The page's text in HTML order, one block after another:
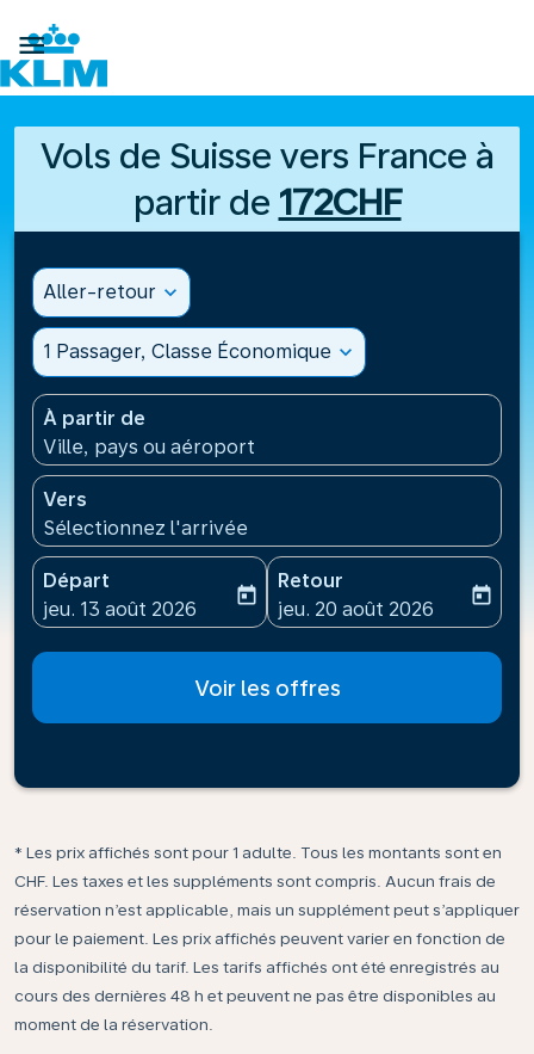

Vols de Suisse vers France à
partir de 172CHF
Aller-retour expand_more
1 Passager, Classe Économique expand_more
À partir de
Ville, pays ou aéroport
Vers
Sélectionnez l'arrivée
Départ
fc-booking-departure-date-aria-label
jeu. 13 août 2026
today
Retour
fc-booking-return-date-
jeu. 20 août 2026
today
Voir les offres
* Les prix affichés sont pour 1 adulte. Tous les montants sont en
CHF. Les taxes et les suppléments sont compris. Aucun frais de
réservation n’est applicable, mais un supplément peut s’appliquer
pour le paiement. Les prix affichés peuvent varier en fonction de
la disponibilité du tarif. Les tarifs affichés ont été enregistrés au
cours des dernières 48 h et peuvent ne pas être disponibles au
moment de la réservation.